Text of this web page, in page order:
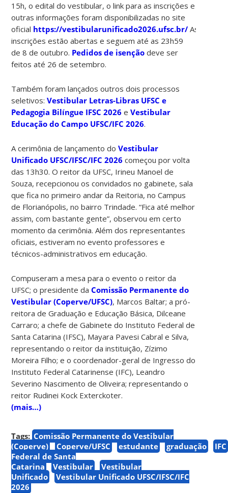
15h, o edital do vestibular, o link para as inscrições e
outras informações foram disponibilizadas no site
oficial https://vestibularunificado2026.ufsc.br/ As
inscrições estão abertas e seguem até as 23h59
de 8 de outubro. Pedidos de isenção deve ser
feitos até 26 de setembro.
Também foram lançados outros dois processos
seletivos:Vestibular Letras-Libras UFSC e
Pedagogia Bilíngue IFSC 2026 eVestibular
Educação do Campo UFSC/IFC 2026.
A cerimônia de lançamento doVestibular
Unificado UFSC/IFSC/IFC 2026 começou por volta
das 13h30. O reitor da UFSC, Irineu Manoel de
Souza, recepcionou os convidados no gabinete, sala
que fica no primeiro andar da Reitoria, no Campus
de Florianópolis, no bairro Trindade. “Fica até melhor
assim, com bastante gente”, observou em certo
momento da cerimônia. Além dos representantes
oficiais, estiveram no evento professores e
técnicos-administrativos em educação.
Compuseram a mesa para o evento o reitor da
UFSC; o presidente daComissão Permanente do
Vestibular (Coperve/UFSC), Marcos Baltar; a pró-
reitora de Graduação e Educação Básica, Dilceane
Carraro; a chefe de Gabinete do Instituto Federal de
Santa Catarina (IFSC), Mayara Pavesi Cabral e Silva,
representando o reitor da instituição, Zízimo
Moreira Filho; e o coordenador-geral de Ingresso do
Instituto Federal Catarinense (IFC), Leandro
Severino Nascimento de Oliveira; representando o
reitor Rudinei Kock Exterckoter.
(mais…)
Tags: Comissão Permanente do Vestibular
(Coperve)
Coperve/UFSC estudante graduação
IFC
Federal de Santa
Catarina
Vestibular
Vestibular
Unificado
Vestibular Unificado UFSC/IFSC/IFC
2026